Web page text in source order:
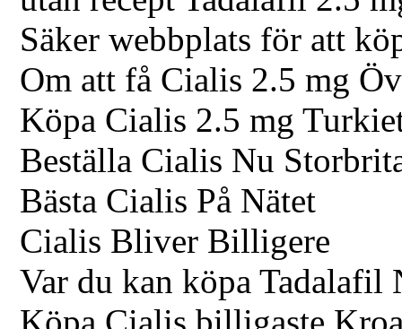
Säker webbplats för att
Om att få Cialis 2.5 mg
Köpa Cialis 2.5 mg
Beställa Cialis Nu
Bästa Cialis På Nätet
Cialis Bliver Billigere
Var du kan köpa Tadalafil
Köpa Cialis billigaste